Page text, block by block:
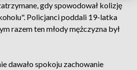
gdy spowodował kolizję
Policjanci poddali 19-latka
razem ten młody mężczyzna był
dawało spokoju zachowanie